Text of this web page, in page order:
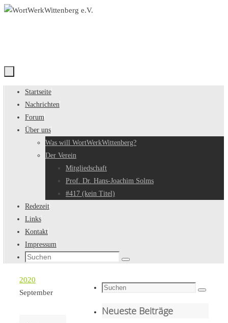
Zum
Zum
Inhalt
springen
Startseite
Nachrichten
Forum
Über uns
Was will WortWerkWittenberg?
Der Verein
Mitgliedschaft
Prof. Dr. Hans-Joachim Solms
#417 (kein Titel)
Redezeit
Links
Kontakt
Impressum
Suche
Suchen
Startseite
2020
September
Suche
Suchen
Neueste Beiträge